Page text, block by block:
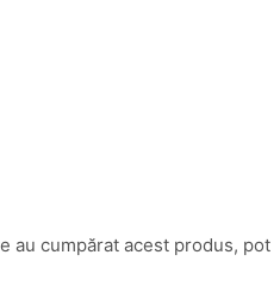
au cumpărat acest produs, pot